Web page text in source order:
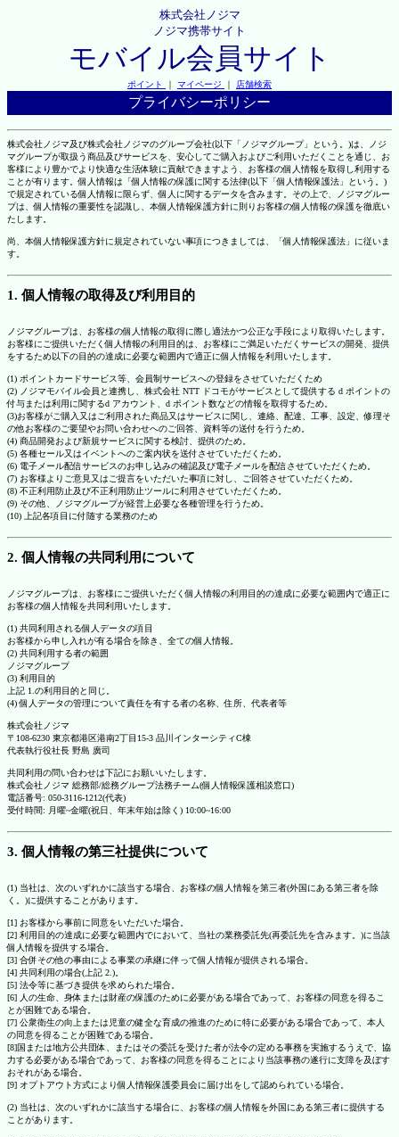
株式会社ノジマ
ノジマ携帯サイト
モバイル会員サイト
ポイント ｜ マイページ ｜ 店舗検索
プライバシーポリシー
株式会社ノジマ及び株式会社ノジマのグループ会社(以下「ノジマグループ」という。)は、ノジ
マグループが取扱う商品及びサービスを、安心してご購入およびご利用いただくことを通じ、お
客様により豊かでより快適な生活体験に貢献できますよう、お客様の個人情報を取得し利用する
ことが有ります。個人情報は「個人情報の保護に関する法律(以下「個人情報保護法」という。)
で規定されている個人情報に限らず、個人に関するデータを含みます。その上で、ノジマグルー
プは、個人情報の重要性を認識し、本個人情報保護方針に則りお客様の個人情報の保護を徹底い
たします。
尚、本個人情報保護方針に規定されていない事項につきましては、「個人情報保護法」に従いま
す。
1. 個人情報の取得及び利用目的
ノジマグループは、お客様の個人情報の取得に際し適法かつ公正な手段により取得いたします。
お客様にご提供いただく個人情報の利用目的は、お客様にご満足いただくサービスの開発、提供
をするため以下の目的の達成に必要な範囲内で適正に個人情報を利用いたします。
(1) ポイントカードサービス等、会員制サービスへの登録をさせていただくため
(2) ノジマモバイル会員と連携し、株式会社 NTT ドコモがサービスとして提供する d ポイントの
付与または利用に関するd アカウント、d ポイント数などの情報を取得するため。
(3)お客様がご購入又はご利用された商品又はサービスに関し、連絡、配達、工事、設定、修理そ
の他お客様のご要望やお問い合わせへのご回答、資料等の送付を行うため。
(4) 商品開発および新規サービスに関する検討、提供のため。
(5) 各種セール又はイベントへのご案内状を送付させていただくため。
(6) 電子メール配信サービスのお申し込みの確認及び電子メールを配信させていただくため。
(7) お客様よりご意見又はご提言をいただいた事項に対し、ご回答させていただくため。
(8) 不正利用防止及び不正利用防止ツールに利用させていただくため。
(9) その他、ノジマグループが経営上必要な各種管理を行うため。
(10) 上記各項目に付随する業務のため
2. 個人情報の共同利用について
ノジマグループは、お客様にご提供いただく個人情報の利用目的の達成に必要な範囲内で適正に
お客様の個人情報を共同利用いたします。
(1) 共同利用される個人データの項目
お客様から申し入れが有る場合を除き、全ての個人情報。
(2) 共同利用する者の範囲
ノジマグループ
(3) 利用目的
上記 1.の利用目的と同じ。
(4) 個人データの管理について責任を有する者の名称、住所、代表者等
株式会社ノジマ
〒108-6230 東京都港区港南2丁目15-3 品川インターシティC棟
代表執行役社長 野島 廣司
共同利用の問い合わせは下記にお願いいたします。
株式会社ノジマ 総務部/総務グループ法務チーム(個人情報保護相談窓口)
電話番号: 050-3116-1212(代表)
受付時間: 月曜~金曜(祝日、年末年始は除く) 10:00~16:00
3. 個人情報の第三社提供について
(1) 当社は、次のいずれかに該当する場合、お客様の個人情報を第三者(外国にある第三者を除
く。)に提供することがあります。
[1] お客様から事前に同意をいただいた場合。
[2] 利用目的の達成に必要な範囲内でにおいて、当社の業務委託先(再委託先を含みます。)に当該
個人情報を提供する場合。
[3] 合併その他の事由による事業の承継に伴って個人情報が提供される場合。
[4] 共同利用の場合(上記 2.)。
[5] 法令等に基づき提供を求められた場合。
[6] 人の生命、身体または財産の保護のために必要がある場合であって、お客様の同意を得るこ
とが困難である場合。
[7] 公衆衛生の向上または児童の健全な育成の推進のために特に必要がある場合であって、本人
の同意を得ることが困難である場合。
[8]国または地方公共団体、またはその委託を受けた者が法令の定める事務を実施するうえで、協
力する必要がある場合であって、お客様の同意を得ることにより当該事務の遂行に支障を及ぼす
おそれがある場合。
[9] オプトアウト方式により個人情報保護委員会に届け出をして認められている場合。
(2) 当社は、次のいずれかに該当する場合に、お客様の個人情報を外国にある第三者に提供する
ことがあります。